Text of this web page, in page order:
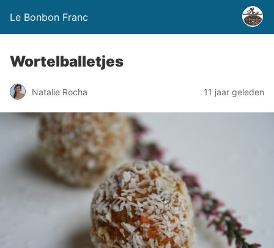
Le Bonbon Franc
Wortelballetjes
Natalie Rocha 11 jaar geleden